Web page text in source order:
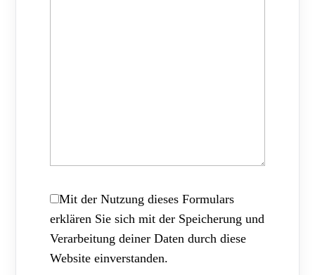
Mit der Nutzung dieses Formulars
erklären Sie sich mit der Speicherung und
Verarbeitung deiner Daten durch diese
Website einverstanden.